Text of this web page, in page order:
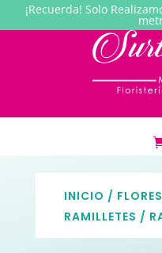
¡Recuerda! Solo
INICIO /
RAMILLETES /